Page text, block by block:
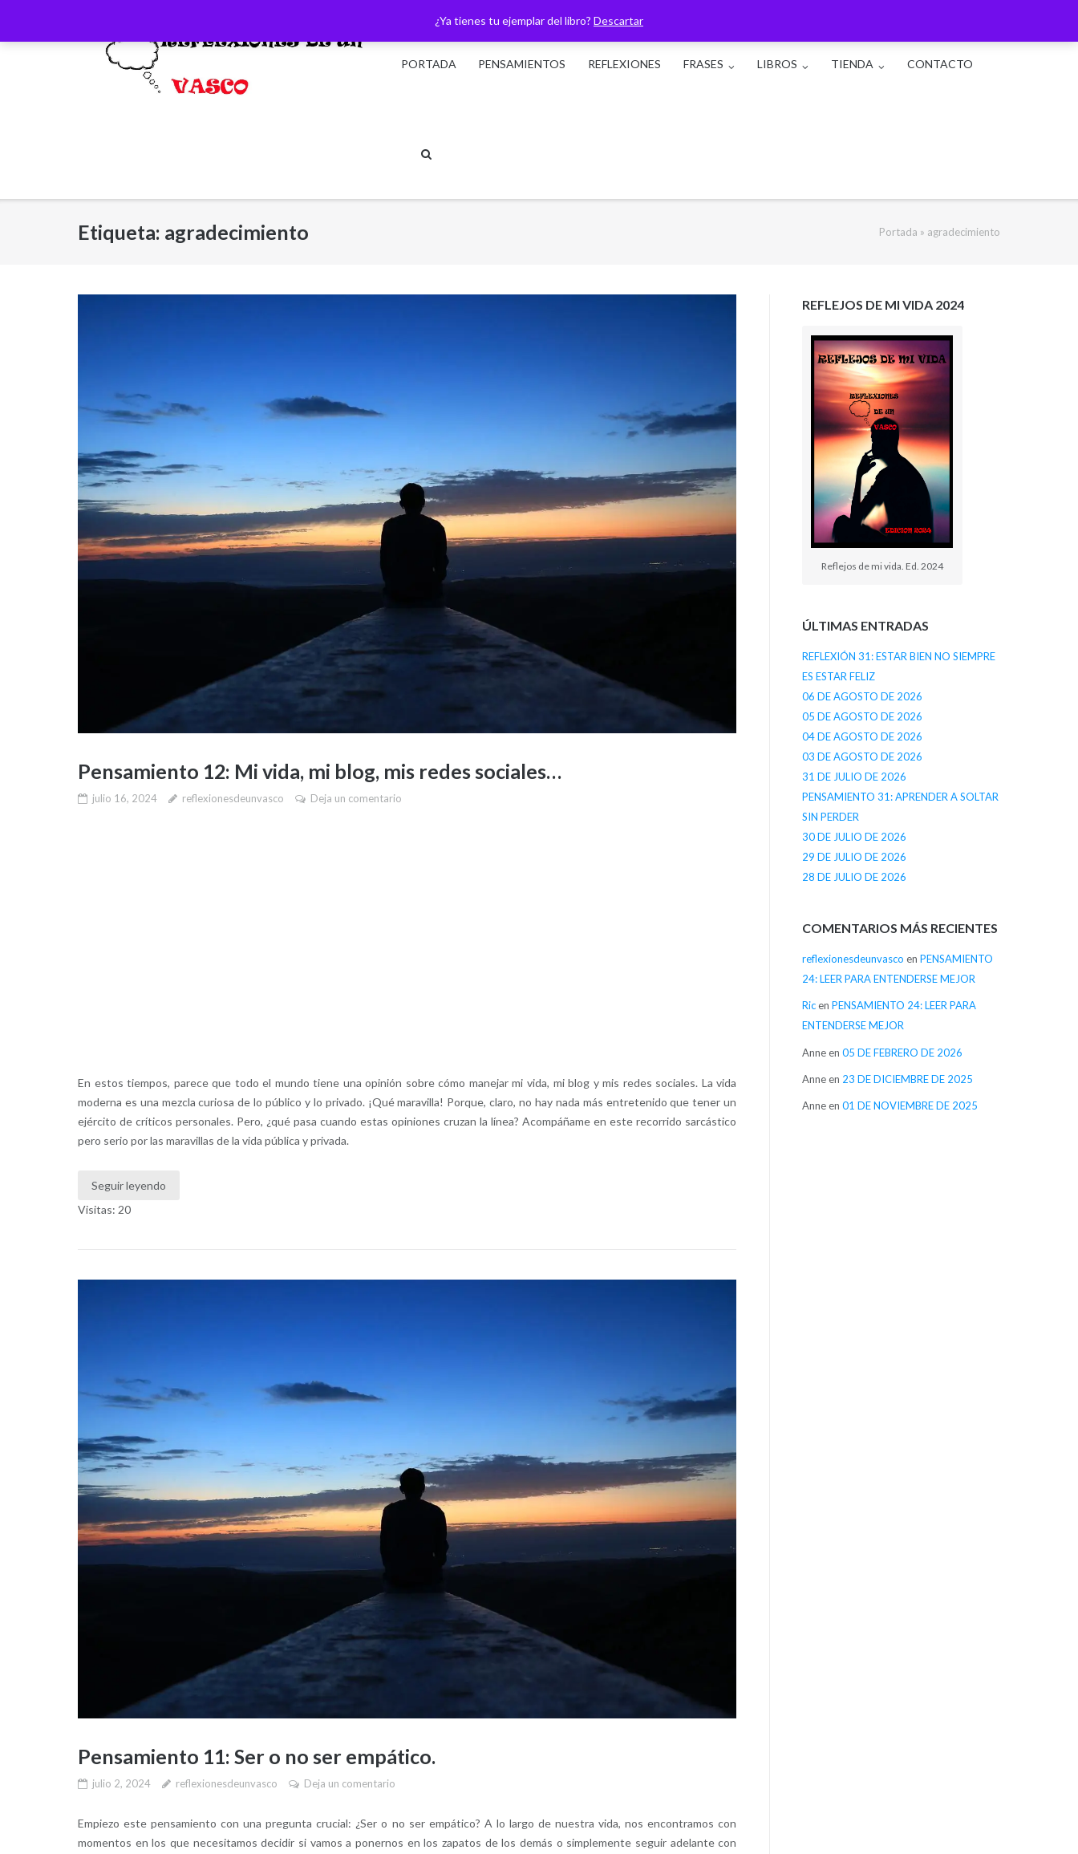
¿Ya tienes tu ejemplar del libro? Descartar
PORTADA
PENSAMIENTOS REFLEXIONES FRASES LIBROS TIENDA CONTACTO
Etiqueta: agradecimiento Portada » agradecimiento
Pensamiento 12: Mi vida, mi blog, mis redes sociales…
julio 16, 2024 reflexionesdeunvasco Deja un comentario
En estos tiempos, parece que todo el mundo tiene una opinión sobre cómo manejar mi vida, mi blog y mis redes sociales. La vida
moderna es una mezcla curiosa de lo público y lo privado. ¡Qué maravilla! Porque, claro, no hay nada más entretenido que tener un
ejército de críticos personales. Pero, ¿qué pasa cuando estas opiniones cruzan la línea? Acompáñame en este recorrido sarcástico
pero serio por las maravillas de la vida pública y privada.
Seguir leyendo
Visitas: 20
Pensamiento 11: Ser o no ser empático.
julio 2, 2024 reflexionesdeunvasco Deja un comentario
Empiezo este pensamiento con una pregunta crucial: ¿Ser o no ser empático? A lo largo de nuestra vida, nos encontramos con
momentos en los que necesitamos decidir si vamos a ponernos en los zapatos de los demás o simplemente seguir adelante con
REFLEJOS DE MI VIDA 2024
Reflejos de mi vida. Ed. 2024
ÚLTIMAS ENTRADAS
REFLEXIÓN 31: ESTAR BIEN NO SIEMPRE
ES ESTAR FELIZ
06 DE AGOSTO DE 2026
05 DE AGOSTO DE 2026
04 DE AGOSTO DE 2026
03 DE AGOSTO DE 2026
31 DE JULIO DE 2026
PENSAMIENTO 31: APRENDER A SOLTAR
SIN PERDER
30 DE JULIO DE 2026
29 DE JULIO DE 2026
28 DE JULIO DE 2026
COMENTARIOS MÁS RECIENTES
reflexionesdeunvasco en PENSAMIENTO
24: LEER PARA ENTENDERSE MEJOR
Ricen PENSAMIENTO 24: LEER PARA
ENTENDERSE MEJOR
Anneen 05 DE FEBRERO DE 2026
Anneen 23 DE DICIEMBRE DE 2025
Anneen 01 DE NOVIEMBRE DE 2025